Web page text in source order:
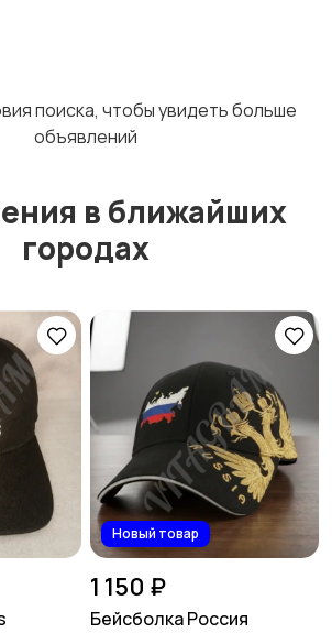
поиска, чтобы увидеть больше
объявлений
в ближайших
городах
Новый товар
1 150 ₽
Бейсболка Россия